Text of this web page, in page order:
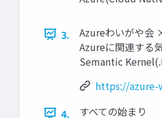
3.
Azureわいがや会
Azureに関連する
Semantic
https://azure-
4.
すべての始まり